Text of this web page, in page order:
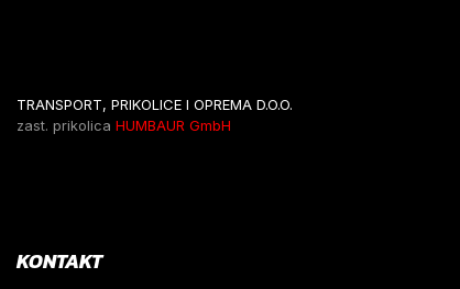
TRANSPORT, PRIKOLICE I OPREMA D.O.O.
zast. prikolica HUMBAUR GmbH
KONTAKT